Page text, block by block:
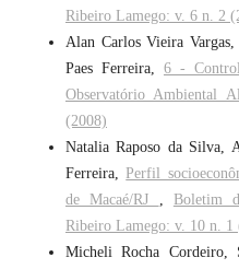
Ribeiro Lamego: v. 6 n. 2
Alan Carlos Vieira
Paes Ferreira, 6 -
Observatório Ambiental
(2008)
Natalia Raposo da Silva,
Ferreira, Perfil
de Macaé/RJ , Boletim
Ribeiro Lamego: v. 10 n. 1
Micheli Rocha Cordeiro,